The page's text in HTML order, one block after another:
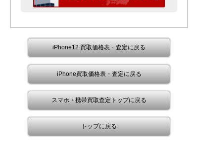
iPhone12 買取価格表・査定に戻る
iPhone買取価格表・査定に戻る
スマホ・携帯買取査定トップに戻る
トップに戻る